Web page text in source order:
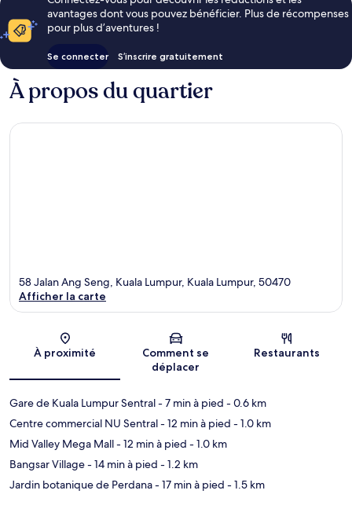
avantages dont vous pouvez bénéficier. Plus de récompenses
pour plus d’aventures !
Se connecter S’inscrire gratuitement
À propos du quartier
Carte
58 Jalan Ang Seng, Kuala Lumpur, Kuala Lumpur, 50470
Afficher la carte
À proximité
Comment se
déplacer
Restaurants
Gare de Kuala Lumpur Sentral- 7 min à pied - 0.6 km
Centre commercial NU Sentral- 12 min à pied - 1.0 km
Mid Valley Mega Mall- 12 min à pied - 1.0 km
Bangsar Village- 14 min à pied - 1.2 km
Jardin botanique de Perdana- 17 min à pied - 1.5 km